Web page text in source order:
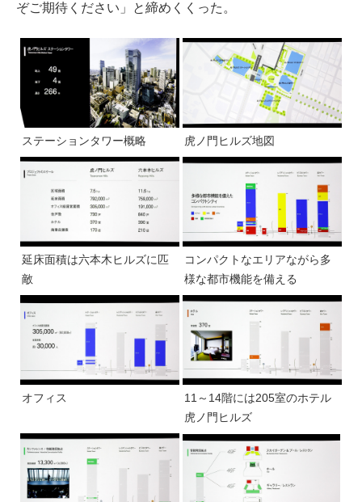
ぞご期待ください」と締めくくった。
ステーションタワー概略 虎ノ門ヒルズ地図
延床面積は六本木ヒルズに匹
敵
コンパクトなエリアながら多
様な都市機能を備える
オフィス
11～14階には205室のホテル
虎ノ門ヒルズ